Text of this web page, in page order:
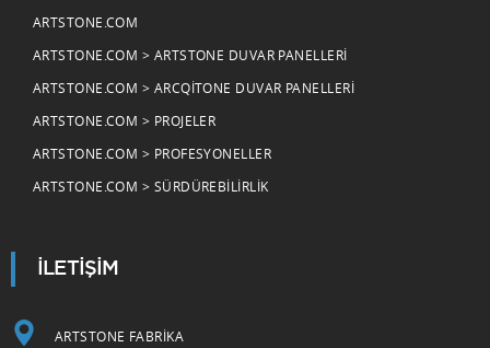
ARTSTONE.COM
ARTSTONE.COM > ARTSTONE DUVAR PANELLERI
ARTSTONE.COM > ARCQITONE DUVAR PANELLERI
ARTSTONE.COM > PROJELER
ARTSTONE.COM > PROFESYONELLER
ARTSTONE.COM > SÜRDÜREBILIRLIK
İLETİŞİM
ARTSTONE FABRİKA